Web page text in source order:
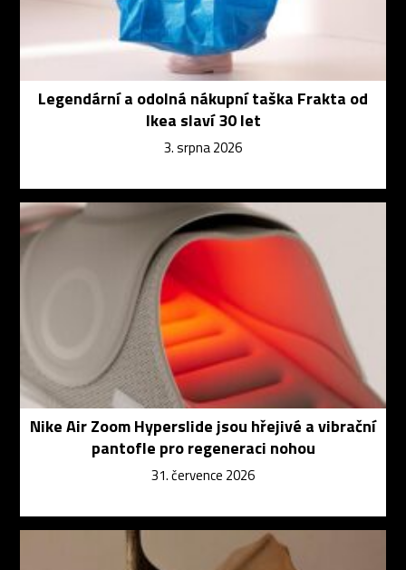
Legendární a odolná nákupní taška Frakta od
Ikea slaví 30 let
3. srpna 2026
Nike Air Zoom Hyperslide jsou hřejivé a vibrační
pantofle pro regeneraci nohou
31. července 2026